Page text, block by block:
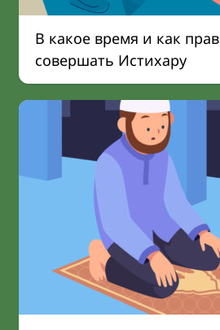
В какое время и как
совершать Истихару